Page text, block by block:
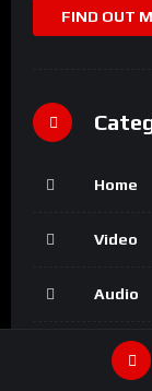
FIND OUT
Home
Video
Audio
Articles